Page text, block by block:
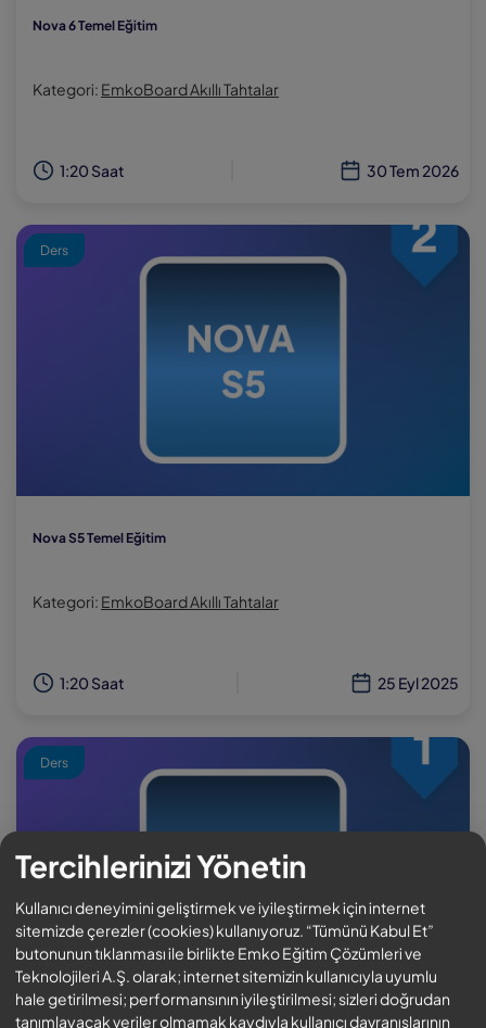
Nova 6 Temel Eğitim
Kategori: EmkoBoard Akıllı Tahtalar
1:20 Saat 30 Tem 2026
Ders
Nova S5 Temel Eğitim
Kategori: EmkoBoard Akıllı Tahtalar
1:20 Saat 25 Eyl 2025
Ders
Tercihlerinizi Yönetin
Kullanıcı deneyimini geliştirmek ve iyileştirmek için internet
sitemizde çerezler (cookies) kullanıyoruz. “Tümünü Kabul Et”
butonunun tıklanması ile birlikte Emko Eğitim Çözümleri ve
Teknolojileri A.Ş. olarak; internet sitemizin kullanıcıyla uyumlu
hale getirilmesi; performansının iyileştirilmesi; sizleri doğrudan
tanımlayacak veriler olmamak kaydıyla kullanıcı davranışlarının